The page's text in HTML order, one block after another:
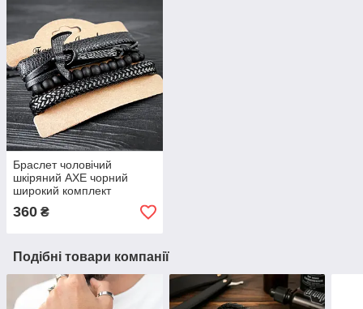
Браслет чоловічий
шкіряний AXE чорний
широкий комплект
360 ₴
Подібні товари компанії